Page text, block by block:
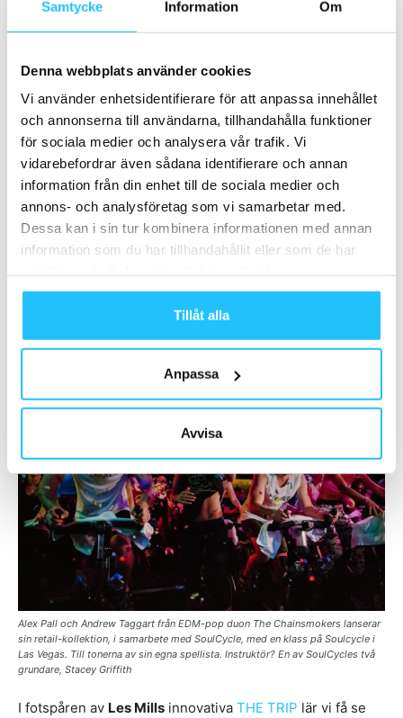
Samtycke Information Om
Denna webbplats använder cookies
Vi använder enhetsidentifierare för att anpassa innehållet
och annonserna till användarna, tillhandahålla funktioner
för sociala medier och analysera vår trafik. Vi
vidarebefordrar även sådana identifierare och annan
information från din enhet till de sociala medier och
annons- och analysföretag som vi samarbetar med.
Dessa kan i sin tur kombinera informationen med annan
information som du har tillhandahållit eller som de har
Tillåt alla
Anpassa
Avvisa
När gränserna mellan fträning och underhållning
och 2020 ser ut att vara det år som verkligen gör en
impact.
Förvänta dig att se underhållnings- och mediagiganter gå
in i fitnessmarknaden, med företag somSoulCyclesom
nyligen investerat stort i en 20-personer stark
medieavdelning som ägnar sig åt att leverera
transformativt marknadsföringsinnehåll som kompletterar
arrangerat ett antal live-spelningar under cykelpass med
Alex Pall och Andrew Taggart från EDM-pop duon The Chainsmokers lanserar
sin retail-kollektion, i samarbete med SoulCycle, med en klass på Soulcycle i
Las Vegas. Till tonerna av sin egna spellista. Instruktör? En av SoulCycles två
grundare, Stacey Griffith
I fotspåren av Les Mills innovativa THE TRIP lär vi få se